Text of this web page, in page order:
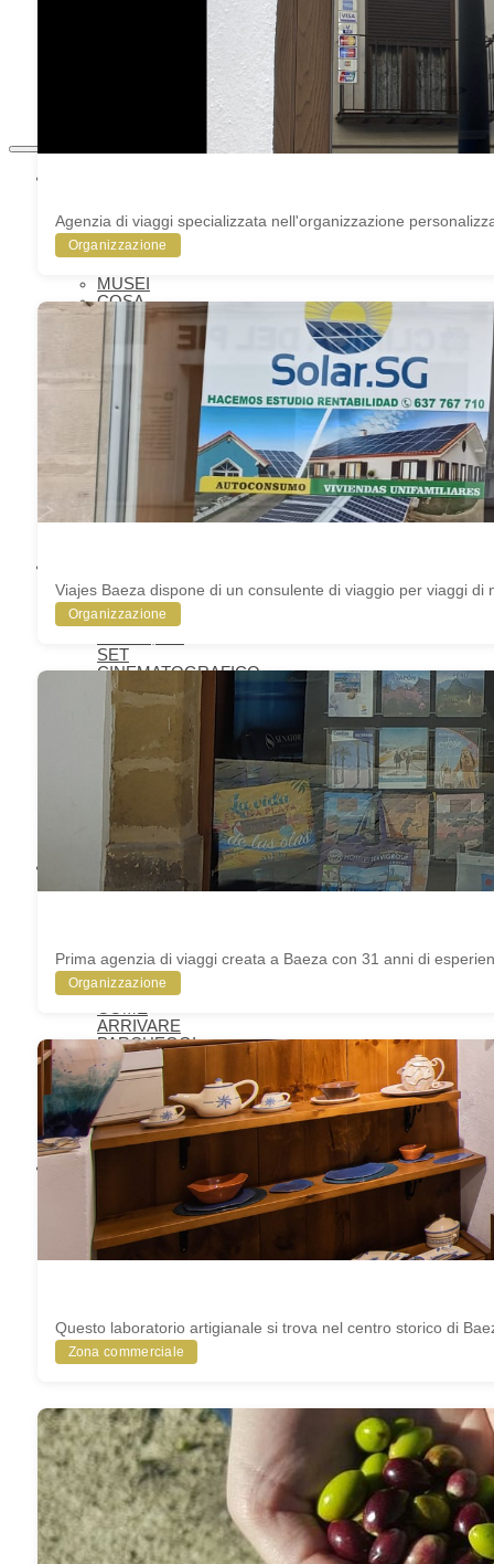
PERDERE
COSA
VEDERE –
MUSEI
COSA
VEDERE –
LAGUNA
GRANDE
VISITE
VIRTUALI
TOUR E
GUIDE
MONUMENTALI
OLEOTURISMO
GASTRONOMIA
DI BAEZA
VACANZE E
ANTONIO
MACHADO A
BAEZA
SET
CINEMATOGRAFICO
TURISMO
CONGRESSUALE
A BAEZA
BAEZA, CITTÀ
UNIVERSITARIA
TURISMO
FAMILIARE A
BAEZA
RETI
COLLABORATIVE
ORGANIZZA LA
TUA VISITA
SERVIZI
TURISTICI
MAPPE
ARRIVARE
PARCHEGGI
E TRASPORTI
PUBBLICI
UFFICIO
TURISTICO
BAEZA
ACCESSIBILE
BAEZA,
Agenzia di viaggi specializzata nell'organizzazione
Organizzazione
Viajes Baeza dispone di un consulente di viaggio per viaggi
Organizzazione
Prima agenzia di viaggi creata a Baeza con 31 anni di
Organizzazione
Questo laboratorio artigianale si trova nel centro storico di
Zona commerciale